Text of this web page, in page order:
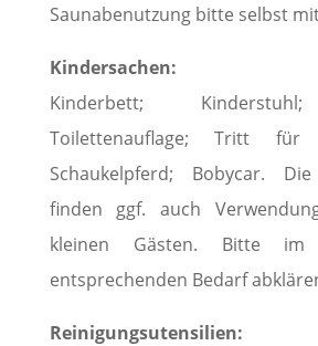
Saunabenutzung bitte selbst
Kindersachen:
Kinderbett;
Toilettenauflage; Tritt für
Schaukelpferd; Bobycar.
finden ggf. auch
kleinen Gästen. Bitte
entsprechenden Bedarf
Reinigungsutensilien: